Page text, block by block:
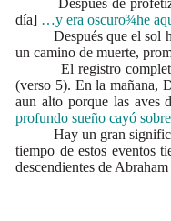
Después de profetizar
día] …y era oscuro¾he
Después que el sol
un camino de muerte,
El registro completo en
(verso 5). En la mañana,
aun alto porque las aves
profundo sueño cayó
Hay un gran significado
tiempo de estos eventos
descendientes de